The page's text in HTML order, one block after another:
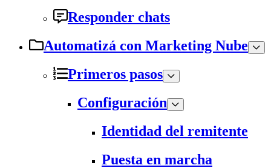
Responder chats
Automatizá con Marketing Nube
Primeros pasos
Configuración
Identidad del remitente
Puesta en marcha